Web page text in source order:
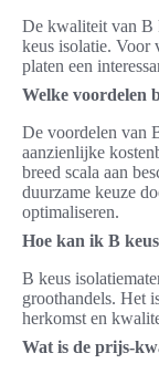
De kwaliteit van B
keus isolatie. Voor
platen een
Welke voordelen
De voordelen van
aanzienlijke
breed scala aan
duurzame keuze
optimaliseren.
Hoe kan ik B
B keus
groothandels. Het
herkomst en
Wat is de prijs-